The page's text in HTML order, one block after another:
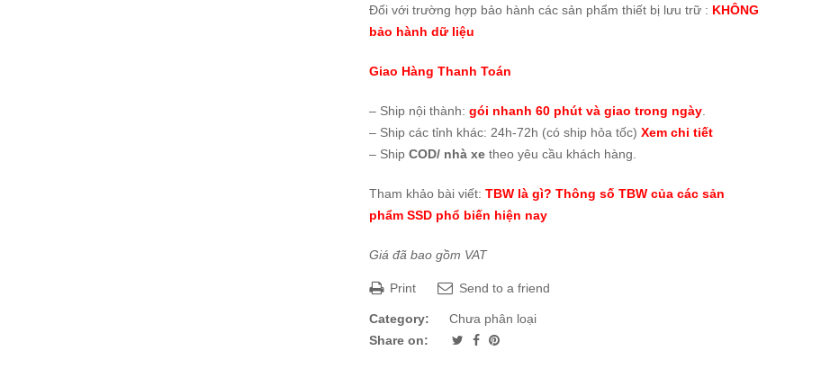
Đối với trường hợp bảo hành các sản phẩm thiết bị lưu trữ : KHÔNG
bảo hành dữ liệu
Giao Hàng Thanh Toán
– Ship nội thành: gói nhanh 60 phút và giao trong ngày
– Ship các tỉnh khác: 24h-72h (có ship hỏa tốc) Xem chi tiết
– Ship COD/ nhà xe theo yêu cầu khách hàng.
Tham khảo bài viết: TBW là gì? Thông số TBW của các sản
phẩm SSD phổ biến hiện nay
Giá đã bao gồm VAT
Print Send to a friend
Category:
Chưa phân loại
Share on: